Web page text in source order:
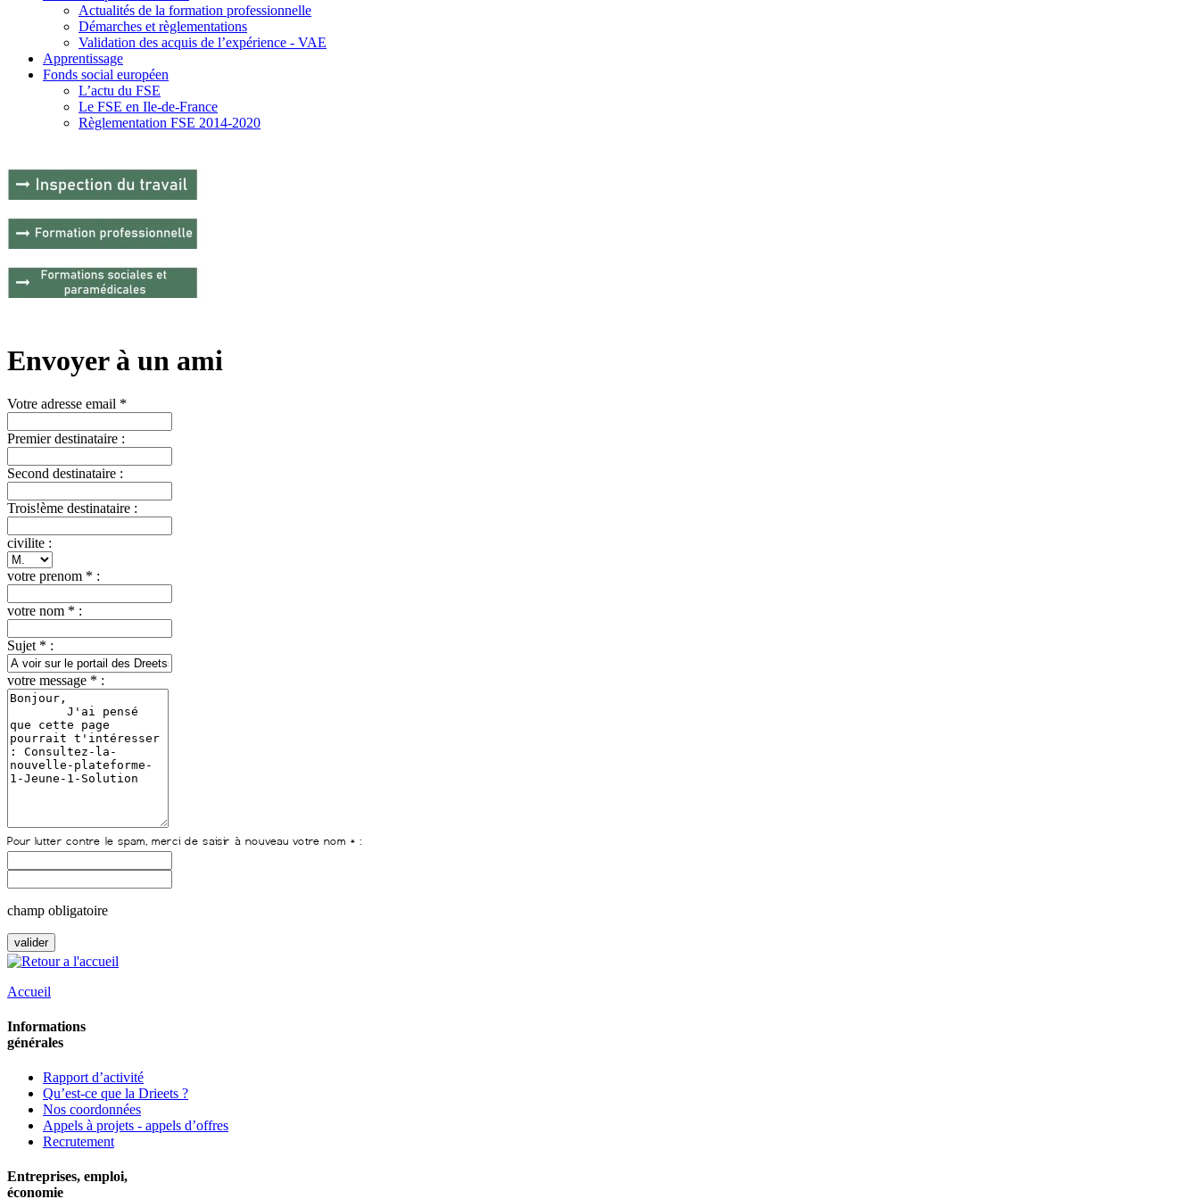
Actualités de la formation professionnelle
Démarches et règlementations
Validation des acquis de l’expérience - VAE
Apprentissage
Fonds social européen
L’actu du FSE
Le FSE en Ile-de-France
Règlementation FSE 2014-2020
Envoyer à un ami
Votre adresse email *
Premier destinataire :
Second destinataire :
Trois!ème destinataire :
civilite :
votre prenom * :
votre nom * :
Sujet * :
votre message * :
champ obligatoire
Accueil
Informations
générales
Rapport d’activité
Qu’est-ce que la Drieets ?
Nos coordonnées
Appels à projets - appels d’offres
Recrutement
Entreprises, emploi,
économie